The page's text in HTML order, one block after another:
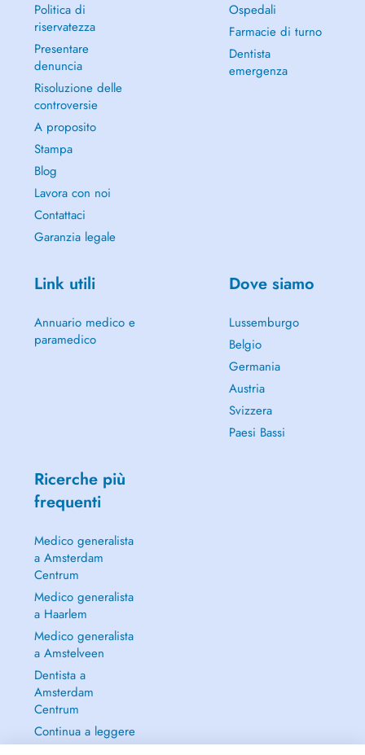
Politica di
riservatezza
Presentare
denuncia
Risoluzione delle
controversie
A proposito
Stampa
Blog
Lavora con noi
Contattaci
Garanzia legale
Ospedali
Farmacie di turno
Dentista
emergenza
Link utili
Annuario medico e
paramedico
Dove siamo
Lussemburgo
Belgio
Germania
Austria
Svizzera
Paesi Bassi
Ricerche più
frequenti
Medico generalista
a Amsterdam
Centrum
Medico generalista
a Haarlem
Medico generalista
a Amstelveen
Dentista a
Amsterdam
Centrum
Continua a leggere
→